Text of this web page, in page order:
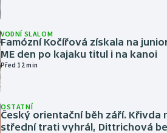
VODNÍ SLALOM
Famózní Kočířová získala na
ME den po kajaku titul i na kanoi
Před 12 min
OSTATNÍ
Český orientační běh září. Křivda
střední trati vyhrál, Dittrichová